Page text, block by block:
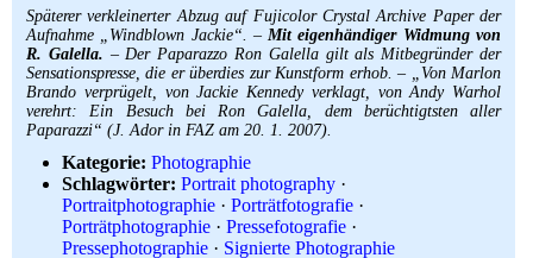
Widerruf
Über uns
Aktuelle Kataloge
Kontakt
Ankauf
Impressum
Späterer verkleinerter Abzug auf Fujicolor Crystal Archive Paper der
Aufnahme „Windblown Jackie“. –Mit eigenhändiger Widmung von
R. Galella. – Der Paparazzo Ron Galella gilt als Mitbegründer der
Sensationspresse, die er überdies zur Kunstform erhob. – „Von Marlon
Brando verprügelt, von Jackie Kennedy verklagt, von Andy Warhol
verehrt: Ein Besuch bei Ron Galella, dem berüchtigtsten aller
Paparazzi“ (J. Ador in FAZ am 20. 1. 2007).
Kategorie: Photographie
Schlagwörter: Portrait photography ·
Portraitphotographie · Porträtfotografie ·
Porträtphotographie · Pressefotografie ·
Pressephotographie · Signierte Photographie